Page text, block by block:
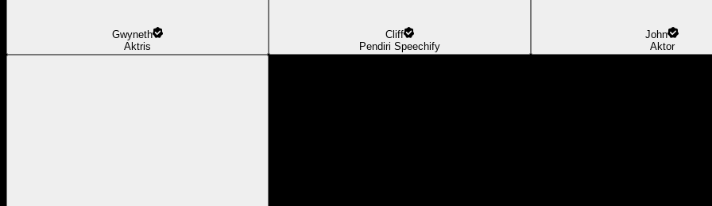
Gwyneth
Aktris
Cliff
Pendiri Speechify
John
Aktor